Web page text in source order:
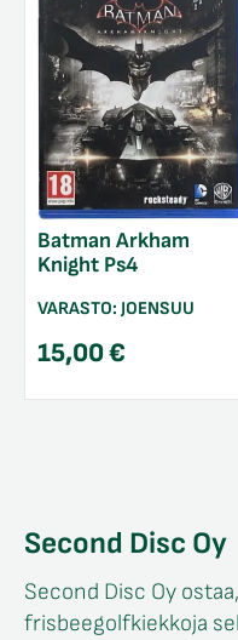
Batman Arkham
Knight Ps4
VARASTO: JOENSUU
15,00€
Second Disc Oy
Second Disc Oy
frisbeegolfkiekkoja